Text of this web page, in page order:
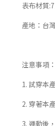
表布材質:
產地：台
注意事項：
1. 試穿本
2. 穿著本
3. 運動後